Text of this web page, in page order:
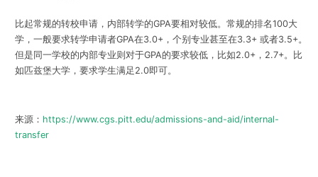
比起常规的转校申请，内部转学的GPA要相对较低。常规的排名100大
学，一般要求转学申请者GPA在3.0+，个别专业甚至在3.3+ 或者3.5+。
但是同一学校的内部专业则对于GPA的要求较低，比如2.0+，2.7+。比
如匹兹堡大学，要求学生满足2.0即可。
来源： https://www.cgs.pitt.edu/admissions-and-aid/internal-
transfer